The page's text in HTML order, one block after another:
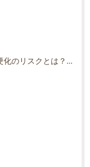
肥満が招く糖尿病・動脈硬化のリスクとは？30代40代男性が今すぐ始めたい予防法を徹底解説